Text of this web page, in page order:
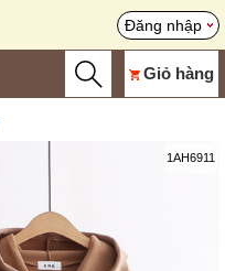
Đăng nhập
Giỏ hàng
1AH6911